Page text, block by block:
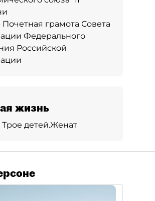
Почетная грамота Совета
Федерального
Российской
жизнь
Трое детей.Женат